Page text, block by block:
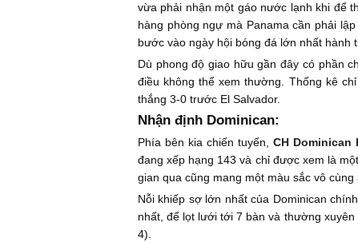
vừa phải nhận một gáo nước lạnh khi để
hàng phòng ngự mà Panama cần phải
bước vào ngày hội bóng đá lớn nhất hành
Dù phong độ giao hữu gần đây có phần
điều không thể xem thường. Thống kê
thắng 3-0 trước El Salvador.
Nhận định Dominican:
Phía bên kia chiến tuyến, CH
đang xếp hạng 143 và chỉ được xem là
gian qua cũng mang một màu sắc vô
Nỗi khiếp sợ lớn nhất của Dominican
nhất, để lọt lưới tới 7 bàn và thường
4).